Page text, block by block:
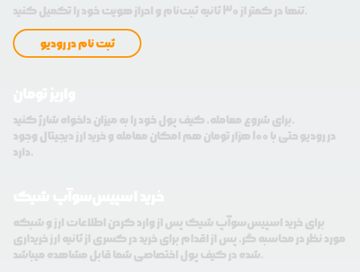
تنها در کمتر از 30 ثانیه ثبت‌نام و احراز هویت خود را تکمیل کنید.
ثبت نام در رودیو
برای شروع معامله، کیف پول خود را به میزان دلخواه شارژ کنید.
در رودیو حتی با 100 هزار تومان هم امکان معامله و خرید ارز دیجیتال وجود
دارد.
برای خرید اسپیس‌سوآپ شیک پس از وارد کردن اطلاعات ارز و شبکه
مورد نظر در محاسبه گر، پس از اقدام برای خرید در کسری از ثانیه ارز خریداری
شده در کیف پول اختصاصی شما قابل مشاهده میباشد.